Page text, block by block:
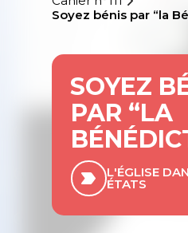
Soyez bénis par “la
SOYEZ
PAR “LA
L'ÉGLISE
ÉTATS